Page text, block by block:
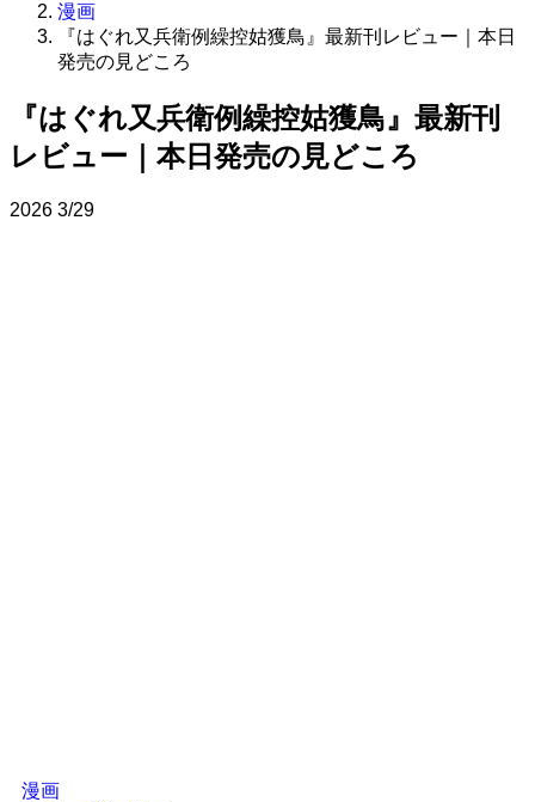
漫画
『はぐれ又兵衛例繰控姑獲鳥』最新刊レビュー｜本日
発売の見どころ
『はぐれ又兵衛例繰控姑獲鳥』最新刊
レビュー｜本日発売の見どころ
2026 3/29
漫画